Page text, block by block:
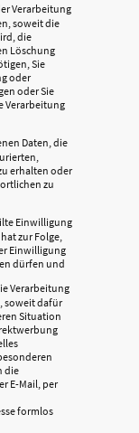
Verarbeitung
soweit die
die
Löschung
Sie
oder
oder Sie
Verarbeitung
Daten, die
erhalten oder
zu
Einwilligung
zur Folge,
Einwilligung
dürfen und
Verarbeitung
soweit dafür
Situation
die
E-Mail, per
formlos